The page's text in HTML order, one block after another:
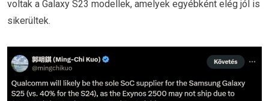
voltak a Galaxy S23 modellek, amelyek egyébként elég jól is
sikerültek.